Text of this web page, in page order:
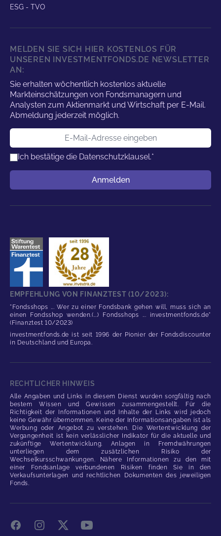
ESG - TVO
MELDEN SIE SICH HIER KOSTENLOS FÜR
UNSEREN INVESTMENTFONDS.DE NEWSLETTER
AN:
Sie erhalten wöchentlich kostenlos aktuelle
Markteinschätzungen von Fondsmanagern und
Analysten zum Aktienmarkt und Wirtschaft per E-Mail.
Abmeldung jederzeit möglich.
E-Mail-Adresse
Ich bestätige die Datenschutzklausel.*
Anmelden
EMPFEHLUNG VON FINANZTEST (10/2023):
"Fondsshops ... Wer zu einer Fondsbank gehen will, muss sich an
einen Fondsshop wenden.(...) Fondsshops ... investmentfonds.de"
(Finanztest 10/2023)
investmentfonds.de ist seit 1996 der Pionier der Fondsdiscounter
in Deutschland und Europa.
RECHTLICHER HINWEIS
Alle Angaben und Links in diesem Dienst wurden sorgfältig nach
bestem Wissen und Gewissen zusammengestellt. Für die
Richtigkeit der Informationen und Inhalte der Links wird jedoch
keine Gewähr übernommen. Keine der Informationsangaben ist als
Werbung oder Angebot zu verstehen. Die Wertentwicklung der
Vergangenheit ist kein verlässlicher Indikator für die aktuelle und
zukünftige Wertentwicklung. Anlagen in Fremdwährungen
unterliegen dem zusätzlichen Risiko der
Wechselkursschwankungen. Nähere Informationen zu den mit
einer Fondsanlage verbundenen Risiken finden Sie in den
Verkaufsunterlagen und rechtlichen Dokumenten des jeweiligen
Fonds.
FacebookInstagram
X YouTube